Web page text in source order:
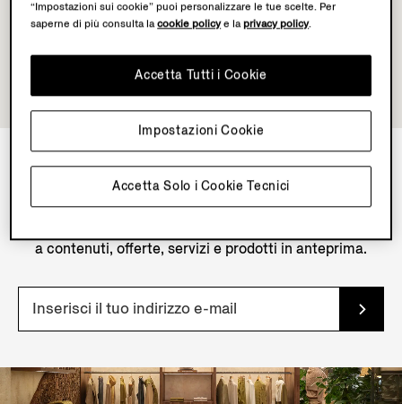
NEWSLETTER
a contenuti, offerte, servizi e prodotti in anteprima.
“Impostazioni sui cookie” puoi personalizzare le tue scelte. Per
saperne di più consulta lacookie policye laprivacy policy.
Accetta Solo i Cookie Tecnici
Accetta Tutti i Cookie
Impostazioni Cookie